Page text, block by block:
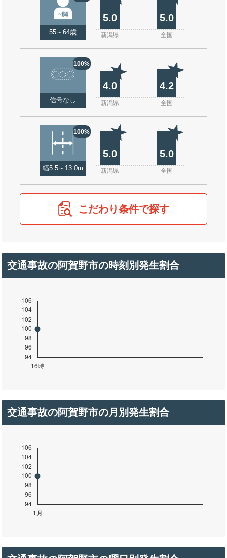
55～64歳
5.0 5.0
新潟県 全国
100%
信号なし
4.0 4.2
新潟県 全国
100%
幅5.5～13.0m
5.0 5.0
新潟県 全国
こだわり条件で探す
交通事故の阿賀野市の時刻別発生割合
交通事故の阿賀野市の月別発生割合